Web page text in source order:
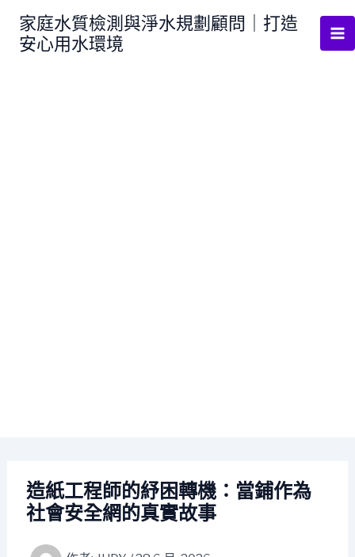
家庭水質檢測與淨水規劃顧問｜打造
安心用水環境
造紙工程師的紓困轉機：當鋪作為
社會安全網的真實故事